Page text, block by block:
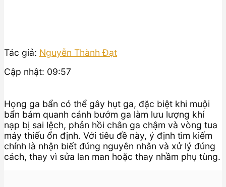
Tác giả: Nguyễn Thành Đạt
Cập nhật: 09:57
Họng ga bẩn có thể gây hụt ga, đặc biệt khi muội
bẩn bám quanh cánh bướm ga làm lưu lượng khí
nạp bị sai lệch, phản hồi chân ga chậm và vòng tua
máy thiếu ổn định. Với tiêu đề này, ý định tìm kiếm
chính là nhận biết đúng nguyên nhân và xử lý đúng
cách, thay vì sửa lan man hoặc thay nhầm phụ tùng.